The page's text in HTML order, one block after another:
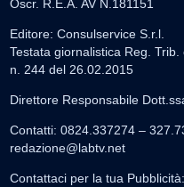
Oscr. R.E.A. AV N.181151
Editore: Consulservice S.r.l.
Testata giornalistica Reg. Trib.
n. 244 del 26.02.2015
Direttore Responsabile
Contatti: 0824.337274 –
redazione@labtv.net
Contattaci per la tua Pubblicità: